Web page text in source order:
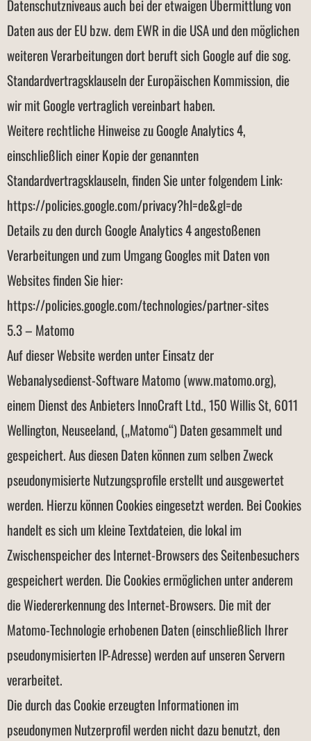
Datenschutzniveaus auch bei der etwaigen Übermittlung von
Daten aus der EU bzw. dem EWR in die USA und den möglichen
weiteren Verarbeitungen dort beruft sich Google auf die sog.
Standardvertragsklauseln der Europäischen Kommission, die
wir mit Google vertraglich vereinbart haben.
Weitere rechtliche Hinweise zu Google Analytics 4,
einschließlich einer Kopie der genannten
Standardvertragsklauseln, finden Sie unter folgendem Link:
https://policies.google.com/privacy?hl=de&gl=de
Details zu den durch Google Analytics 4 angestoßenen
Verarbeitungen und zum Umgang Googles mit Daten von
Websites finden Sie hier:
https://policies.google.com/technologies/partner-sites
5.3 – Matomo
Auf dieser Website werden unter Einsatz der
Webanalysedienst-Software Matomo (www.matomo.org),
einem Dienst des Anbieters InnoCraft Ltd., 150 Willis St, 6011
Wellington, Neuseeland, („Matomo“) Daten gesammelt und
gespeichert. Aus diesen Daten können zum selben Zweck
pseudonymisierte Nutzungsprofile erstellt und ausgewertet
werden. Hierzu können Cookies eingesetzt werden. Bei Cookies
handelt es sich um kleine Textdateien, die lokal im
Zwischenspeicher des Internet-Browsers des Seitenbesuchers
gespeichert werden. Die Cookies ermöglichen unter anderem
die Wiedererkennung des Internet-Browsers. Die mit der
Matomo-Technologie erhobenen Daten (einschließlich Ihrer
pseudonymisierten IP-Adresse) werden auf unseren Servern
verarbeitet.
Die durch das Cookie erzeugten Informationen im
pseudonymen Nutzerprofil werden nicht dazu benutzt, den